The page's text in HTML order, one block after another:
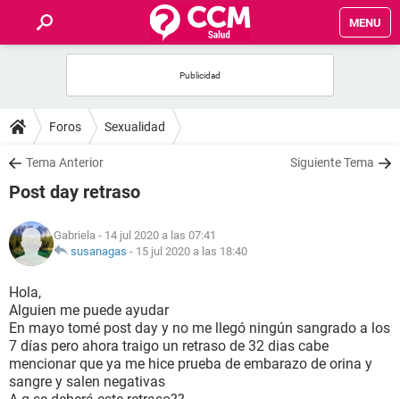
MENU
FOROS
SALUD
NUTRICIÓN
BIENESTAR
SEXUALIDAD
GLOSARIO
Foros Sexualidad
Tema Anterior Siguiente Tema
Post day retraso
Gabriela - 14 jul 2020 a las 07:41
susanagas - 15 jul 2020 a las 18:40
Hola,
Alguien me puede ayudar
En mayo tomé post day y no me llegó ningún sangrado a los
7 días pero ahora traigo un retraso de 32 dias cabe
mencionar que ya me hice prueba de embarazo de orina y
sangre y salen negativas